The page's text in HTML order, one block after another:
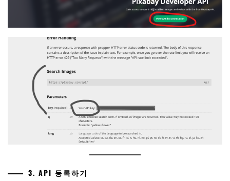
3. API 등록하기